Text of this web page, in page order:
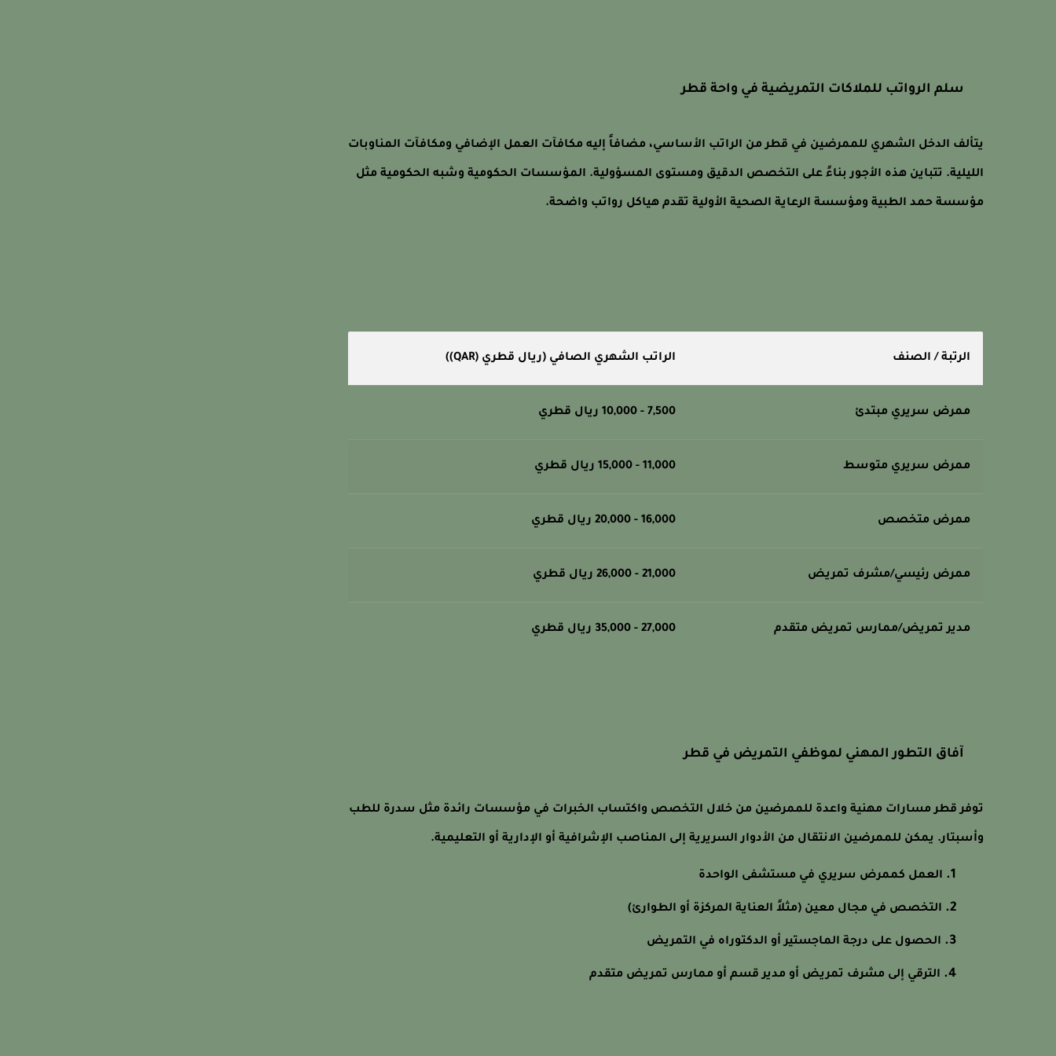
سلم الرواتب للملاكات التمريضية في واحة قطر
يتألف الدخل الشهري للممرضين في قطر من الراتب الأساسي، مضافاً إليه مكافآت العمل الإضافي ومكافآت المناوبات
الليلية. تتباين هذه الأجور بناءً على التخصص الدقيق ومستوى المسؤولية. المؤسسات الحكومية وشبه الحكومية مثل
مؤسسة حمد الطبية ومؤسسة الرعاية الصحية الأولية تقدم هياكل رواتب واضحة.
الرتبة / الصنف الراتب الشهري الصافي (ريال قطري (QAR))
ممرض سريري مبتدئ 7,500 - 10,000 ريال قطري
ممرض سريري متوسط 11,000 - 15,000 ريال قطري
ممرض متخصص 16,000 - 20,000 ريال قطري
ممرض رئيسي/مشرف تمريض 21,000 - 26,000 ريال قطري
مدير تمريض/ممارس تمريض متقدم 27,000 - 35,000 ريال قطري
آفاق التطور المهني لموظفي التمريض في قطر
توفر قطر مسارات مهنية واعدة للممرضين من خلال التخصص واكتساب الخبرات في مؤسسات رائدة مثل سدرة للطب
وأسبتار. يمكن للممرضين الانتقال من الأدوار السريرية إلى المناصب الإشرافية أو الإدارية أو التعليمية.
العمل كممرض سريري في مستشفى الواحدة
التخصص في مجال معين (مثلاً العناية المركزة أو الطوارئ)
الحصول على درجة الماجستير أو الدكتوراه في التمريض
الترقي إلى مشرف تمريض أو مدير قسم أو ممارس تمريض متقدم